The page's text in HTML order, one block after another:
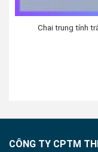
Chai trung tính
CÔNG TY CPTM